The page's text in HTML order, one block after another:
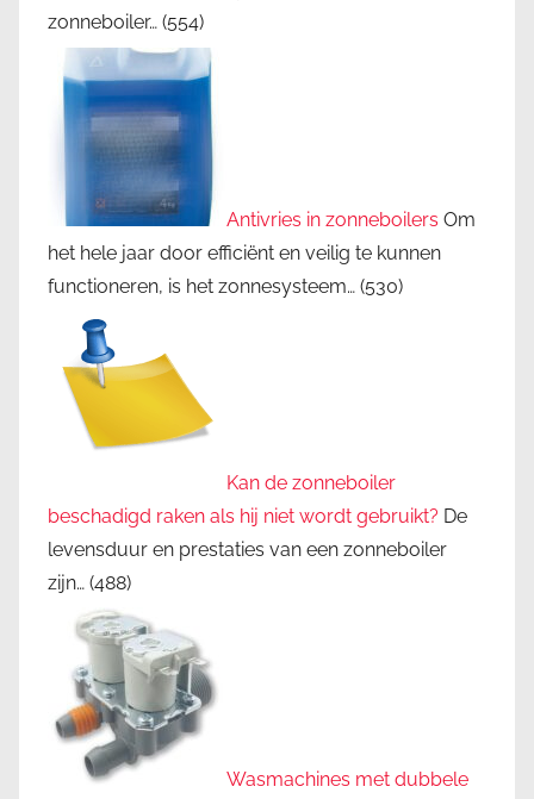
zonneboiler… (554)
Antivries in zonneboilers Om
het hele jaar door efficiënt en veilig te kunnen
functioneren, is het zonnesysteem… (530)
Kan de zonneboiler
beschadigd raken als hij niet wordt gebruikt? De
levensduur en prestaties van een zonneboiler
zijn… (488)
Wasmachines met dubbele